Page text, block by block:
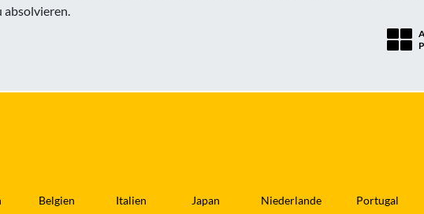
Belgien Italien Japan Niederlande Portugal